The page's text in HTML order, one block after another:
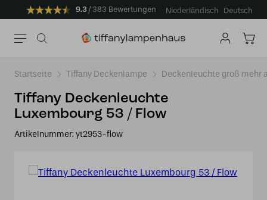
9.3 383 Bewertungen Niederländisch Deutsch
Startseite Tiffany Deckenlampe Deckenleuchte groß mehr
Tiffany Deckenleuchte
Luxembourg 53 / Flow
Artikelnummer: yt2953-flow